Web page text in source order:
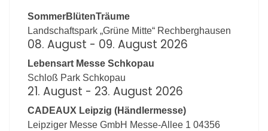
SommerBlütenTräume
Landschaftspark „Grüne Mitte“ Rechberghausen
08. August - 09. August 2026
Lebensart Messe Schkopau
Schloß Park Schkopau
21. August - 23. August 2026
CADEAUX Leipzig (Händlermesse)
Leipziger Messe GmbH Messe-Allee 1 04356